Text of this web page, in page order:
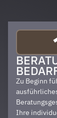
Zu Beginn
Ihre